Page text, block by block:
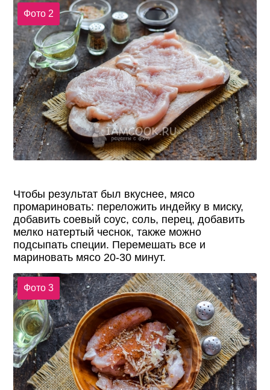
Фото 2
Чтобы результат был вкуснее, мясо
промариновать: переложить индейку в миску,
добавить соевый соус, соль, перец, добавить
мелко натертый чеснок, также можно
подсыпать специи. Перемешать все и
мариновать мясо 20-30 минут.
Фото 3